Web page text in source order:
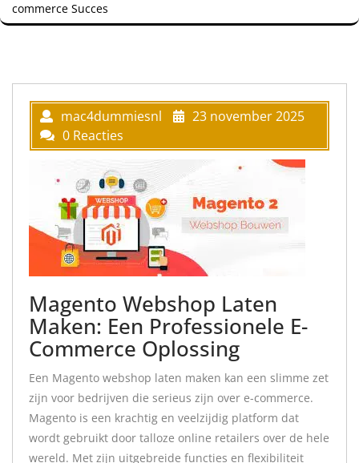
commerce Succes
mac4dummiesnl
23 november 2025
0 Reacties
Magento Webshop Laten
Maken: Een Professionele E-
Commerce Oplossing
Een Magento webshop laten maken kan een slimme zet
zijn voor bedrijven die serieus zijn over e-commerce.
Magento is een krachtig en veelzijdig platform dat
wordt gebruikt door talloze online retailers over de hele
wereld. Met zijn uitgebreide functies en flexibiliteit